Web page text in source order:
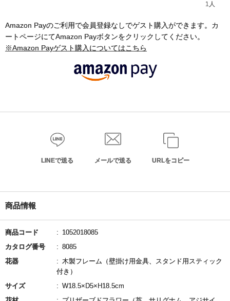
1人
Amazon Payのご利用で会員登録なしでゲスト購入ができます。カ
ートページにてAmazon Payボタンをクリックしてください。
※Amazon Payゲスト購入についてはこちら
LINEで送る メールで送る URLをコピー
商品情報
商品コード
1052018085
カタログ番号
8085
花器
木製フレーム（壁掛け用金具、スタンド用スティック
付き）
サイズ
W18.5×D5×H18.5cm